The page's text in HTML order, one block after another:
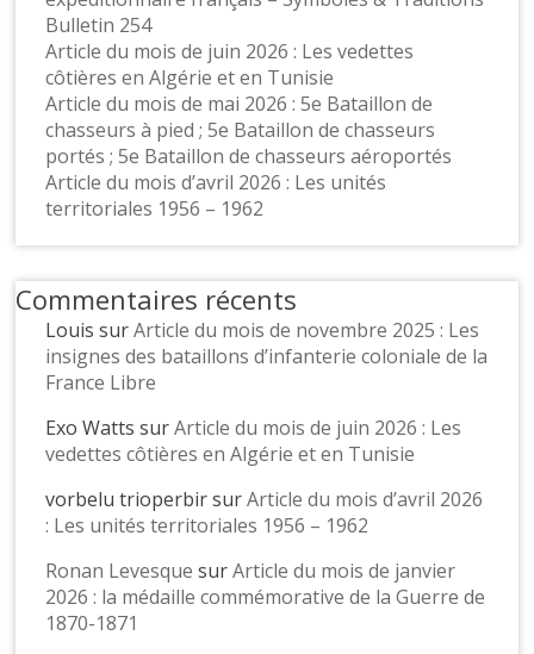
Bulletin 254
Article du mois de juin 2026 : Les vedettes
côtières en Algérie et en Tunisie
Article du mois de mai 2026 : 5e Bataillon de
chasseurs à pied ; 5e Bataillon de chasseurs
portés ; 5e Bataillon de chasseurs aéroportés
Article du mois d’avril 2026 : Les unités
territoriales 1956 – 1962
Commentaires récents
Louis surArticle du mois de novembre 2025 : Les
insignes des bataillons d’infanterie coloniale de la
France Libre
Exo Watts surArticle du mois de juin 2026 : Les
vedettes côtières en Algérie et en Tunisie
vorbelu trioperbirsurArticle du mois d’avril 2026
: Les unités territoriales 1956 – 1962
Ronan Levesque surArticle du mois de janvier
2026 : la médaille commémorative de la Guerre de
1870-1871